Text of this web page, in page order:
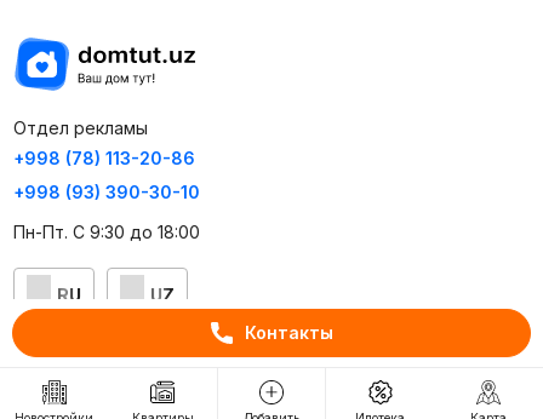
Контакты
Отдел рекламы
+998 (78) 113-20-86
+998 (93) 390-30-10
Пн-Пт. С 9:30 до 18:00
RU UZ
Контакты
О проекте